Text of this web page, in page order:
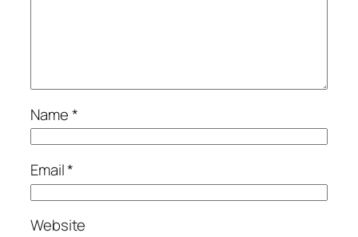
Name*
Email*
Website